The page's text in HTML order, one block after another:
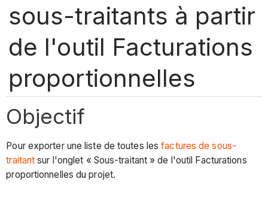
sous-traitants à partir
de l'outil Facturations
proportionnelles
Objectif
Pour exporter une liste de toutes lesfactures de sous-
traitantsur l'onglet « Sous-traitant » de l'outil Facturations
proportionnelles du projet.